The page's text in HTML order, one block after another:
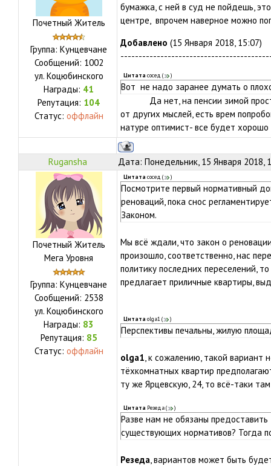
Почетный Житель
Группа: Кунцевчане
Сообщений: 1002
ул. Коцюбинского
Награды: 41
Репутация: 104
Статус: оффлайн
бумажка, с ней в суд не пойдешь,
центре, впрочем наверное можно
Добавлено (15 Января 2018, 15:07)
Цитата сосед ( )
Вот не надо заранее думать о
Да нет, на пенсии зимой просто
от других мыслей, есть врем
натуре оптимист- все будет хорошо
Rugansha Дата: Понедельник, 15 Января 2018,
Почетный Житель
Мега Уровня
Группа: Кунцевчане
Сообщений: 2538
ул. Коцюбинского
Награды: 83
Репутация: 85
Статус: оффлайн
Цитата сосед ( )
Посмотрите первый нормативный
реноваций, пока снос
Законом.
Мы всё ждали, что закон о
произошло, соответственно, нас
политику последних переселений,
предлагает приличные квартиры,
Цитата olga1( )
Перспективы печальны, жилую
olga1, к сожалению, такой вариант
тёхкомнатных квартир
ту же Ярцевскую, 24, то всё-таки
Цитата Резеда( )
Разве нам не обязаны
существующих нормативов? Тогда
Резеда, вариантов может быть